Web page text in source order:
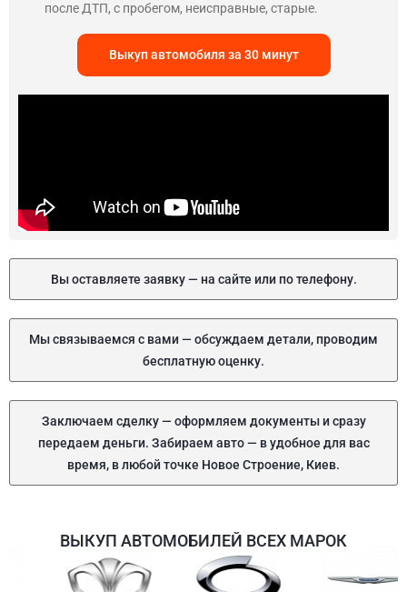
после ДТП, с пробегом, неисправные, старые.
Выкуп автомобиля за 30 минут
Вы оставляете заявку — на сайте или по телефону.
Мы связываемся с вами — обсуждаем детали, проводим
бесплатную оценку.
Заключаем сделку — оформляем документы и сразу
передаем деньги. Забираем авто — в удобное для вас
время, в любой точке Новое Строение, Киев.
ВЫКУП АВТОМОБИЛЕЙ ВСЕХ МАРОК